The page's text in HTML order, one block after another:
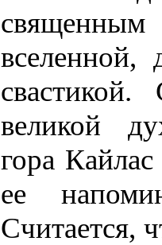
вселенной,
свастикой.
великой
гора
ее
Считается,